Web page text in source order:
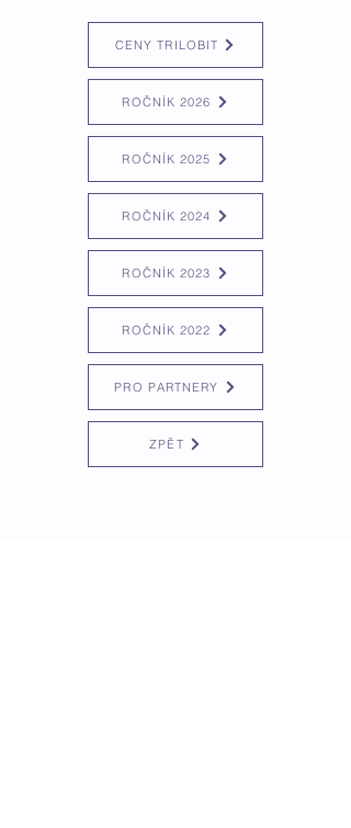
CENY TRILOBIT
ROČNÍK 2026
ROČNÍK 2025
ROČNÍK 2024
ROČNÍK 2023
ROČNÍK 2022
PRO PARTNERY
ZPĚT